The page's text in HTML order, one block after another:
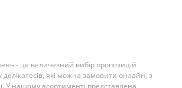
- це величезний вибір пропозицій
які можна замовити онлайн, з
У нашому асортименті представлена